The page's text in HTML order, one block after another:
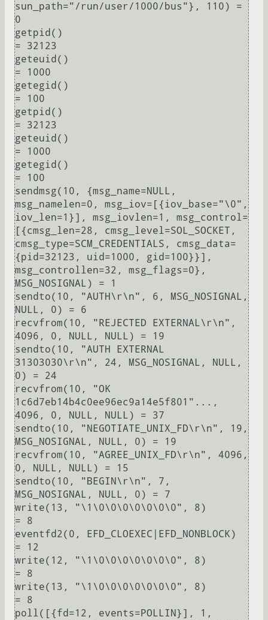
sun_path="/run/user/1000/bus"}, 110) =
0
getpid()
= 32123
geteuid()
= 1000
getegid()
= 100
getpid()
= 32123
geteuid()
= 1000
getegid()
= 100
sendmsg(10, {msg_name=NULL,
msg_namelen=0, msg_iov=[{iov_base="\0",
iov_len=1}], msg_iovlen=1, msg_control=
[{cmsg_len=28, cmsg_level=SOL_SOCKET,
cmsg_type=SCM_CREDENTIALS, cmsg_data=
{pid=32123, uid=1000, gid=100}}],
msg_controllen=32, msg_flags=0},
MSG_NOSIGNAL) = 1
sendto(10, "AUTH\r\n", 6, MSG_NOSIGNAL,
NULL, 0) = 6
recvfrom(10, "REJECTED EXTERNAL\r\n",
4096, 0, NULL, NULL) = 19
sendto(10, "AUTH EXTERNAL
31303030\r\n", 24, MSG_NOSIGNAL, NULL,
0) = 24
recvfrom(10, "OK
1c6d7eb14b4c0ee96ec9a14e5f801"...,
4096, 0, NULL, NULL) = 37
sendto(10, "NEGOTIATE_UNIX_FD\r\n", 19,
MSG_NOSIGNAL, NULL, 0) = 19
recvfrom(10, "AGREE_UNIX_FD\r\n", 4096,
0, NULL, NULL) = 15
sendto(10, "BEGIN\r\n", 7,
MSG_NOSIGNAL, NULL, 0) = 7
write(13, "\1\0\0\0\0\0\0\0", 8)
= 8
eventfd2(0, EFD_CLOEXEC|EFD_NONBLOCK)
= 12
write(12, "\1\0\0\0\0\0\0\0", 8)
= 8
write(13, "\1\0\0\0\0\0\0\0", 8)
= 8
poll([{fd=12, events=POLLIN}], 1,